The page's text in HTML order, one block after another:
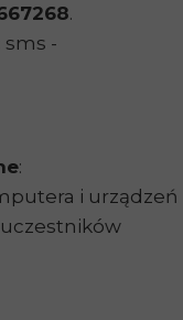
.
sms -
:
i urządzeń